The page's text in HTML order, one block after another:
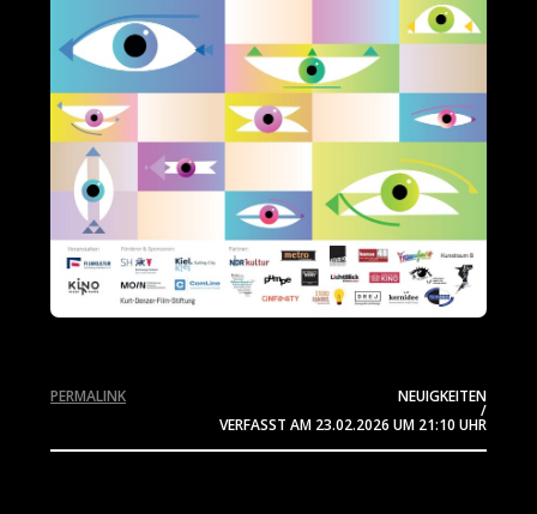
NEUIGKEITEN
/
VERFASST AM 23.02.2026 UM 21:10 UHR
PERMALINK